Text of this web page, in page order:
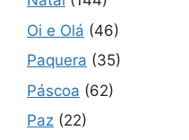
Oi e Olá (46)
Paquera (35)
Páscoa (62)
Paz (22)